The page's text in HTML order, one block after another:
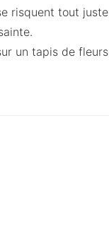
risquent tout juste
un tapis de fleurs